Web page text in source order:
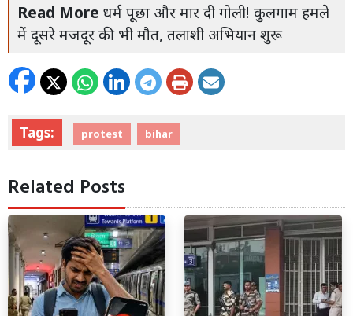
Read More धर्म पूछा और मार दी गोली! कुलगाम हमले
में दूसरे मजदूर की भी मौत, तलाशी अभियान शुरू
Tags: protest bihar
Related Posts